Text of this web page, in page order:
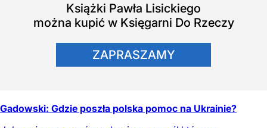
Książki Pawła Lisickiego
można kupić w Księgarni Do Rzeczy
ZAPRASZAMY
Gadowski: Gdzie poszła polska pomoc na Ukrainie?